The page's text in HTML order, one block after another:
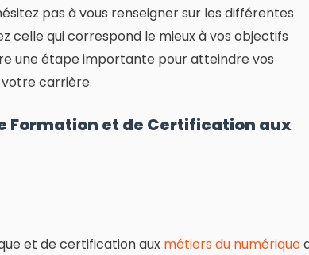
pas à vous renseigner sur les différentes
celle qui correspond le mieux à vos objectifs
une étape importante pour atteindre vos
carrière.
Formation et de Certification aux
et de certification aux métiers du numérique